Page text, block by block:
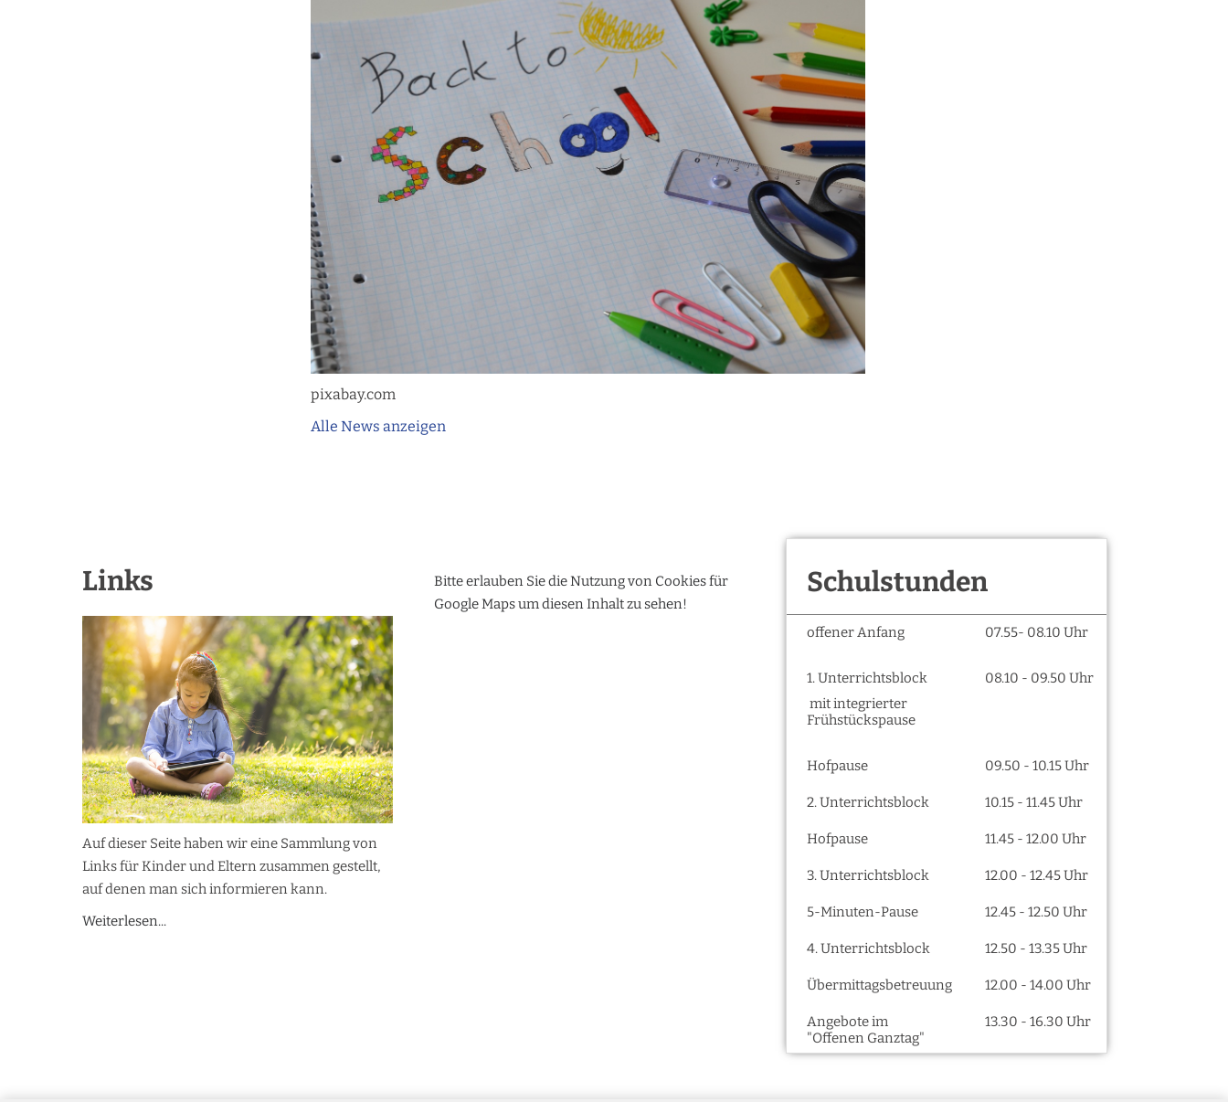
pixabay.com
Alle News anzeigen
Links
Auf dieser Seite haben wir eine Sammlung von
Links für Kinder und Eltern zusammen gestellt,
auf denen man sich informieren kann.
Weiterlesen...
Bitte erlauben Sie die Nutzung von Cookies für
Google Maps um diesen Inhalt zu sehen!
Schulstunden
offener Anfang 07.55- 08.10 Uhr
1. Unterrichtsblock
mit integrierter
Frühstückspause
08.10 - 09.50 Uhr
Hofpause 09.50 - 10.15 Uhr
2. Unterrichtsblock 10.15 - 11.45 Uhr
Hofpause 11.45 - 12.00 Uhr
3. Unterrichtsblock 12.00 - 12.45 Uhr
5-Minuten-Pause 12.45 - 12.50 Uhr
4. Unterrichtsblock 12.50 - 13.35 Uhr
Übermittagsbetreuung 12.00 - 14.00 Uhr
Angebote im
"Offenen Ganztag"
13.30 - 16.30 Uhr